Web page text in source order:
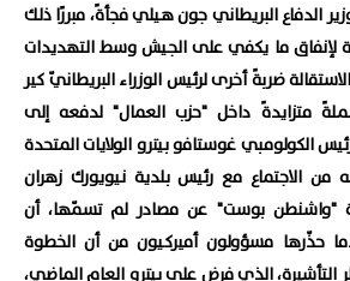
الدفاع البريطاني جون هيلي فجأةً، مبررًا ذلك
لإنفاق ما يكفي على الجيش وسط التهديدات
ضربةً أخرى لرئيس الوزراء البريطانيّ كير
متزايدةً داخل "حزب العمال" لدفعه إلى
الكولومبي غوستافو بيترو الولايات المتحدة
من الاجتماع مع رئيس بلدية نيويورك زهران
"واشنطن بوست" عن مصادر لم تسمّها، أن
حذّرها مسؤولون أميركيون من أن الخطوة
التأشيرة، الذي فرض على بيترو العام الماضي،